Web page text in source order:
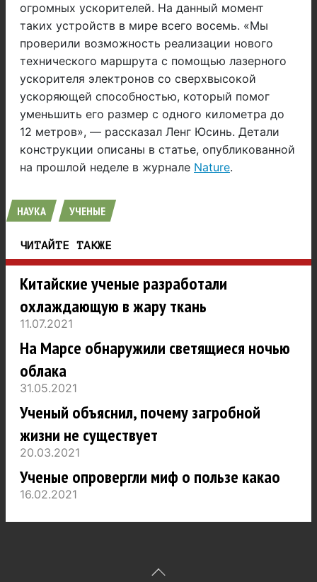
огромных ускорителей. На данный момент
таких устройств в мире всего восемь. «Мы
проверили возможность реализации нового
технического маршрута с помощью лазерного
ускорителя электронов со сверхвысокой
ускоряющей способностью, который помог
уменьшить его размер с одного километра до
12 метров», — рассказал Ленг Юсинь. Детали
конструкции описаны в статье, опубликованной
на прошлой неделе в журнале Nature.
НАУКА УЧЕНЫЕ
ЧИТАЙТЕ ТАКЖЕ
Китайские ученые разработали
охлаждающую в жару ткань
11.07.2021
На Марсе обнаружили светящиеся ночью
облака
31.05.2021
Ученый объяснил, почему загробной
жизни не существует
20.03.2021
Ученые опровергли миф о пользе какао
16.02.2021